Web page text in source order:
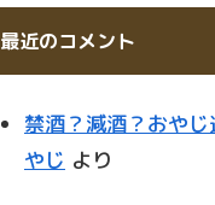
最近のコメント
禁酒？減酒？おやじ
やじ より